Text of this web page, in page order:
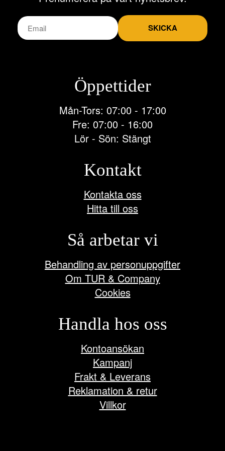
SKICKA
Öppettider
Mån-Tors: 07:00 - 17:00
Fre: 07:00 - 16:00
Lör - Sön: Stängt
Kontakt
Kontakta oss
Hitta till oss
Så arbetar vi
Behandling av personuppgifter
Om TUR & Company
Cookies
Handla hos oss
Kontoansökan
Kampanj
Frakt & Leverans
Reklamation & retur
Villkor